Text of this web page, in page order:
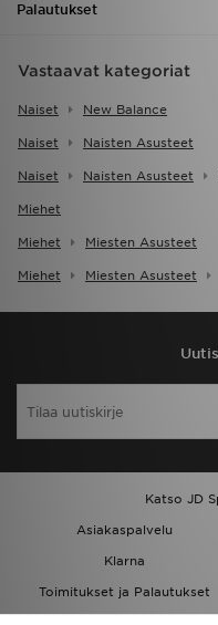
Palautukset
Vastaavat kategoriat
Naiset New Balance
Naiset Naisten Asusteet
Naiset Naisten Asusteet
Miehet
Miehet Miesten Asusteet
Miehet Miesten Asusteet
Katso JD
Asiakaspalvelu
Klarna
Toimitukset ja Palautukset